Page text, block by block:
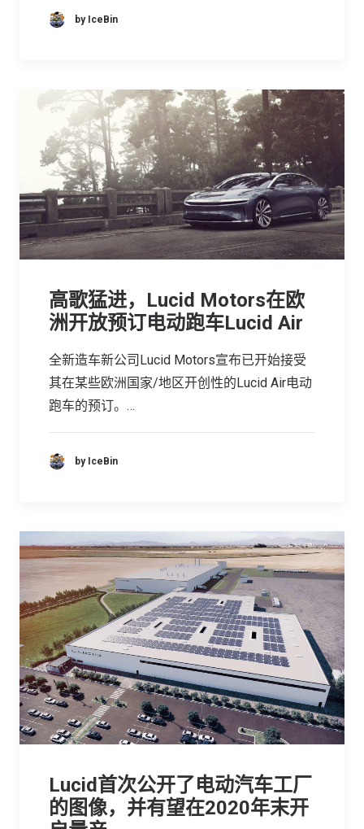
by IceBin
高歌猛进，Lucid Motors在欧
洲开放预订电动跑车Lucid Air
全新造车新公司Lucid Motors宣布已开始接受
其在某些欧洲国家/地区开创性的Lucid Air电动
跑车的预订。…
by IceBin
Lucid首次公开了电动汽车工厂
的图像，并有望在2020年末开